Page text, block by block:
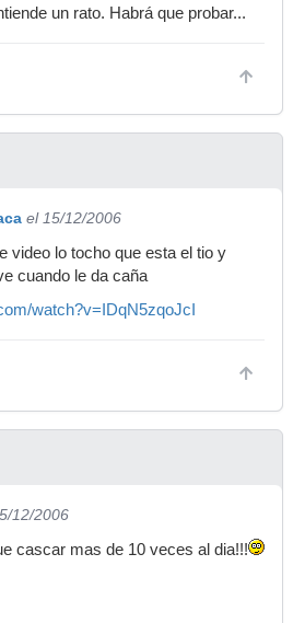
un rato. Habrá que probar...
el 15/12/2006
video lo tocho que esta el tio y
cuando le da caña
watch?v=IDqN5zqoJcI
12/2006
cascar mas de 10 veces al dia!!!